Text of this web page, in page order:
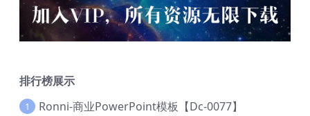
排行榜展示
1 Ronni-商业PowerPoint模板【Dc-0077】